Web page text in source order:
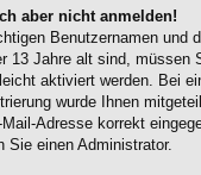
aber nicht anmelden!
Benutzernamen
13 Jahre alt sind,
aktiviert werden. Bei
wurde Ihnen
Adresse korrekt
Sie einen Administrator.